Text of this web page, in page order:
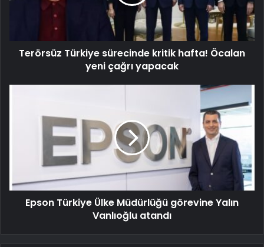
Terörsüz Türkiye sürecinde kritik hafta! Öcalan
yeni çağrı yapacak
Epson Türkiye Ülke Müdürlüğü görevine Yalın
Vanlıoğlu atandı